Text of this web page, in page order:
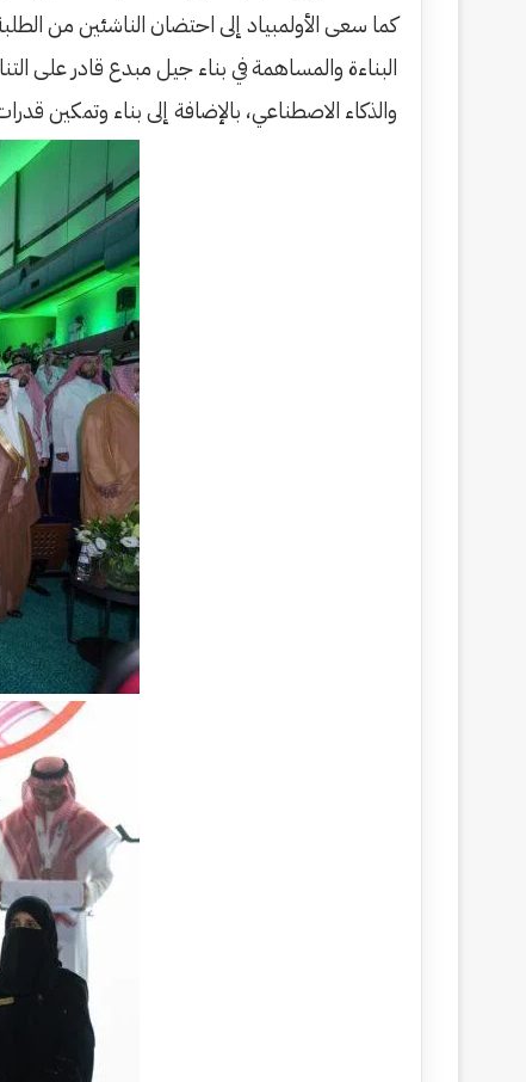
كما سعى الأولمبياد إلى احتضان الناشئين من
البناءة والمساهمة في بناء جيل مبدع قادر على
والذكاء الاصطناعي، بالإضافة إلى بناء وتمكين